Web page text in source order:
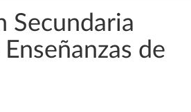
Secundaria
de